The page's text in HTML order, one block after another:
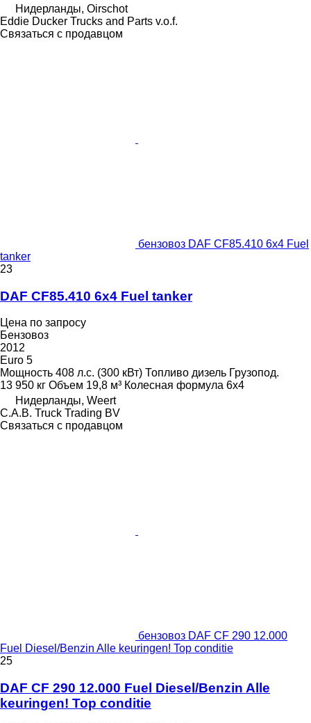
Нидерланды, Oirschot
Eddie Ducker Trucks and Parts v.o.f.
Связаться с продавцом
бензовоз DAF CF85.410 6x4 Fuel
tanker
23
DAF CF85.410 6x4 Fuel tanker
Цена по запросу
Бензовоз
2012
Euro 5
Мощность 408 л.с. (300 кВт) Топливо дизель Грузопод.
13 950 кг Объем 19,8 м³ Колесная формула 6x4
Нидерланды, Weert
C.A.B. Truck Trading BV
Связаться с продавцом
бензовоз DAF CF 290 12.000
Fuel Diesel/Benzin Alle keuringen! Top conditie
25
DAF CF 290 12.000 Fuel Diesel/Benzin Alle
keuringen! Top conditie